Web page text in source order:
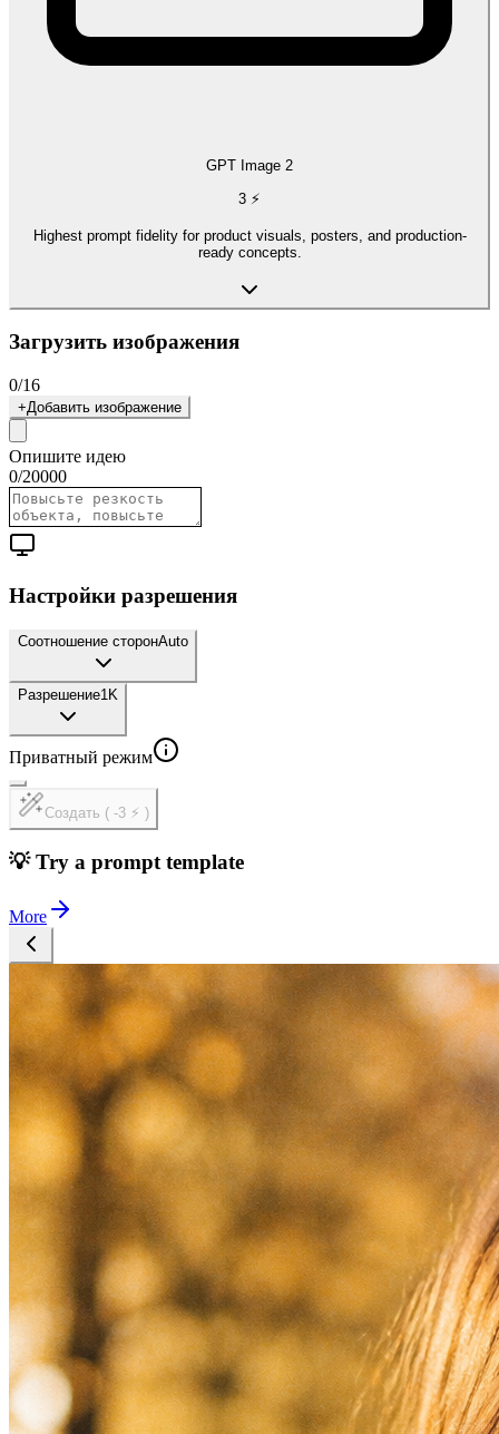
GPT Image 2
3 ⚡
Highest prompt fidelity for product visuals, posters, and production-
ready concepts.
Загрузить изображения
0/16
+Добавить изображение
Опишите идею
0/20000
Настройки разрешения
Соотношение сторонAuto
Разрешение1K
Приватный режим
Создать ( -3 ⚡ )
💡 Try a prompt template
More